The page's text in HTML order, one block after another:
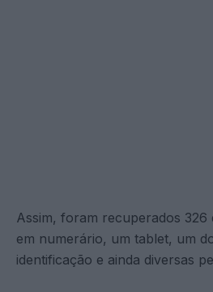
Assim, foram recuperados 326
em numerário, um tablet, um
identificação e ainda diversas